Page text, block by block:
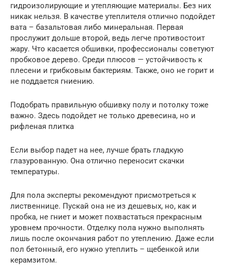
гидроизолирующие и утепляющие материалы. Без них
никак нельзя. В качестве утеплителя отлично подойдет
вата – базальтовая либо минеральная. Первая
прослужит дольше второй, ведь легче противостоит
жару. Что касается обшивки, профессионалы советуют
пробковое дерево. Среди плюсов — устойчивость к
плесени и грибковым бактериям. Также, оно не горит и
не поддается гниению.
Подобрать правильную обшивку полу и потолку тоже
важно. Здесь подойдет не только древесина, но и
рифленая плитка
Если выбор падет на нее, лучше брать гладкую
глазурованную. Она отлично переносит скачки
температуры.
Для пола эксперты рекомендуют присмотреться к
лиственнице. Пускай она не из дешевых, но, как и
пробка, не гниет и может похвастаться прекрасным
уровнем прочности. Отделку пола нужно выполнять
лишь после окончания работ по утеплению. Даже если
пол бетонный, его нужно утеплить – щебенкой или
керамзитом.